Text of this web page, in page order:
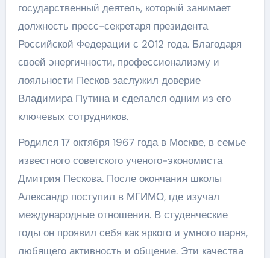
государственный деятель, который занимает
должность пресс-секретаря президента
Российской Федерации с 2012 года. Благодаря
своей энергичности, профессионализму и
лояльности Песков заслужил доверие
Владимира Путина и сделался одним из его
ключевых сотрудников.
Родился 17 октября 1967 года в Москве, в семье
известного советского ученого-экономиста
Дмитрия Пескова. После окончания школы
Александр поступил в МГИМО, где изучал
международные отношения. В студенческие
годы он проявил себя как яркого и умного парня,
любящего активность и общение. Эти качества